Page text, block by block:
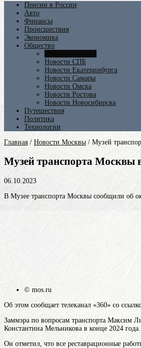
Пенсии в России
Авто
Финансы
Происшествия
Экономика
Общество
Новости СПБ
Новости Екатеринбурга
Новости Самары
Новости Омска
Новости Ростова
Новости Новосибирска
Путешествия
Политика
Технологии
Главная / Новости Москвы / Музей
Музей транспорта Москвы
06.10.2023
В Музее транспорта Москвы сообщили об
© mos.ru
Об этом сообщает телеканал «360» со
Заммэра по вопросам транспорта Максим
Константина Мельникова в конце 2024 года.
Он отметил, что все реставрационные